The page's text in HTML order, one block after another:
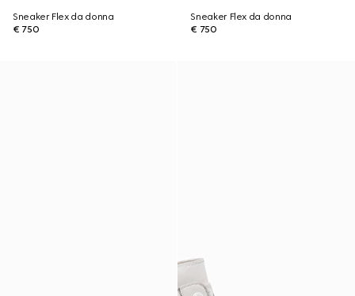
Sneaker Flex da donna
€ 750
Sneaker Flex da donna
€ 750